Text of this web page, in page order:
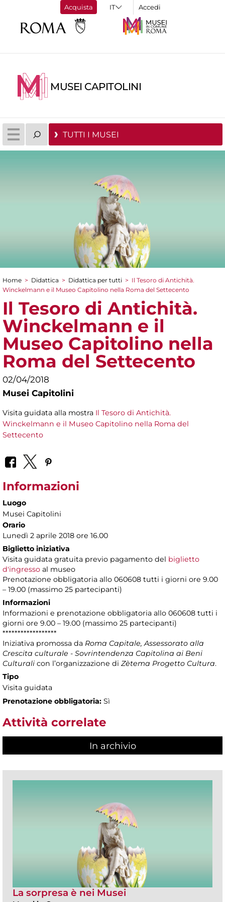
Acquista Accedi
MUSEI CAPITOLINI
TUTTI I MUSEI
Tu sei qui
Home > Didattica > Didattica per tutti > Il Tesoro di Antichità.
Winckelmann e il Museo Capitolino nella Roma del Settecento
Il Tesoro di Antichità.
Winckelmann e il
Museo Capitolino nella
Roma del Settecento
02/04/2018
Musei Capitolini
Visita guidata alla mostra Il Tesoro di Antichità.
Winckelmann e il Museo Capitolino nella Roma del
Settecento
Informazioni
Luogo
Musei Capitolini
Orario
Lunedì 2 aprile 2018 ore 16.00
Biglietto iniziativa
Visita guidata gratuita previo pagamento del biglietto
d'ingresso al museo
Prenotazione obbligatoria allo 060608 tutti i giorni ore 9.00
– 19.00 (massimo 25 partecipanti)
Informazioni
Informazioni e prenotazione obbligatoria allo 060608 tutti i
giorni ore 9.00 – 19.00 (massimo 25 partecipanti)
******************
Iniziativa promossa da Roma Capitale, Assessorato alla
Crescita culturale - Sovrintendenza Capitolina ai Beni
Culturali con l’organizzazione di Zètema Progetto Cultura.
Tipo
Visita guidata
Prenotazione obbligatoria: Sì
Attività correlate
In archivio
La sorpresa è nei Musei